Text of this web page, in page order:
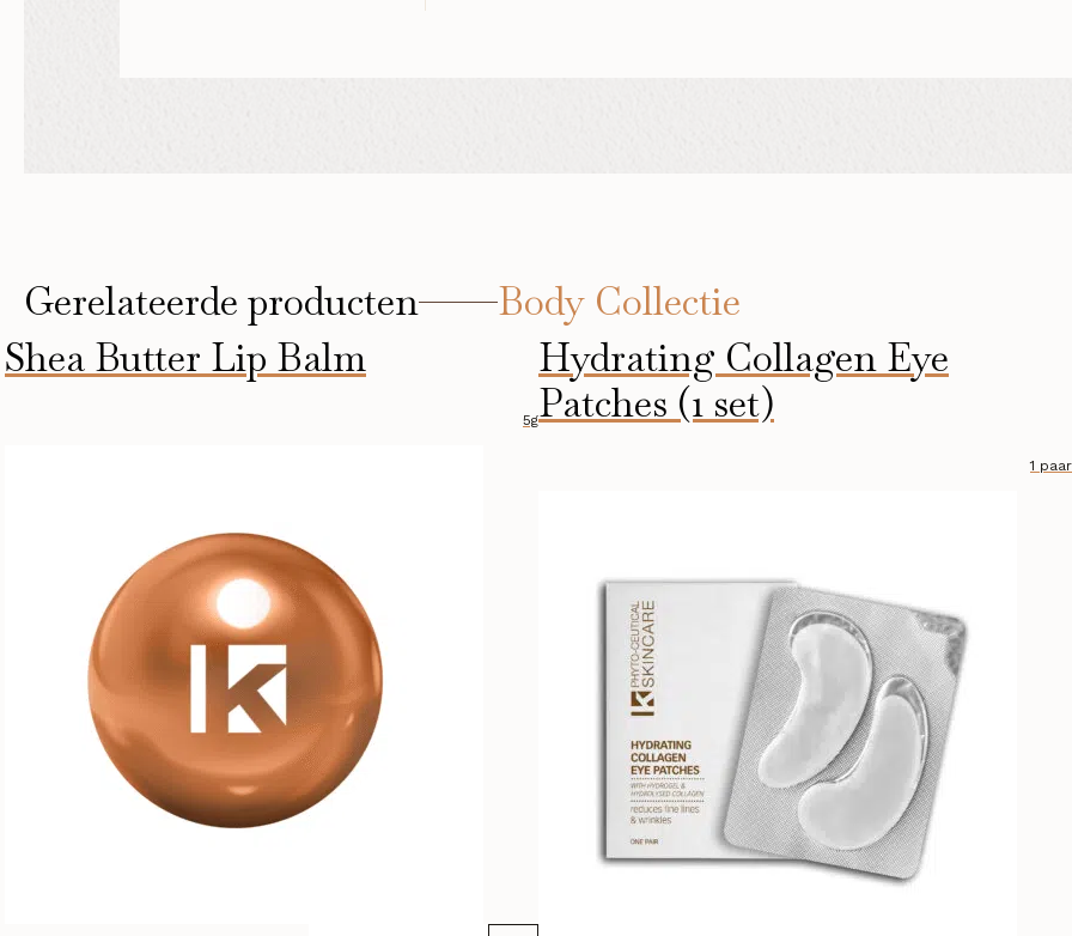
Gerelateerde producten
Body Collectie
Shea Butter Lip Balm
5g
Hydrating Collagen Eye
Patches (1 set)
1 paar